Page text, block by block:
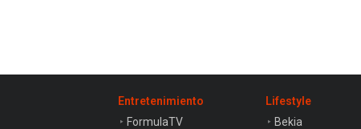
Entretenimiento
FormulaTV
Lifestyle
Bekia